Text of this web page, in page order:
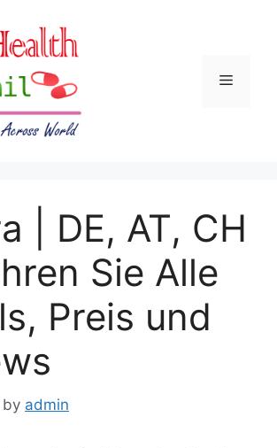
Menu
| DE, AT, CH
Sie Alle
Preis und
by admin